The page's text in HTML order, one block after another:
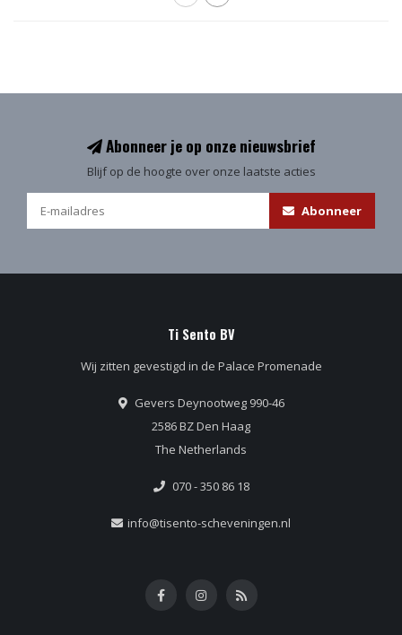
Abonneer je op onze nieuwsbrief
Blijf op de hoogte over onze laatste acties
Abonneer
Ti Sento BV
Wij zitten gevestigd in de Palace Promenade
Gevers Deynootweg 990-46
2586 BZ Den Haag
The Netherlands
070 - 350 86 18
info@tisento-scheveningen.nl